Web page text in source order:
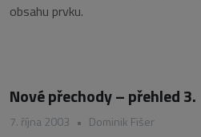
obsahu prvku.
Nové přechody – přehled 3.
7. října 2003 • Dominik Fišer